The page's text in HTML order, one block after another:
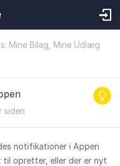
Mine Bilag, Mine Udlæg
siden
notifikationer i Appen
opretter, eller der er nyt